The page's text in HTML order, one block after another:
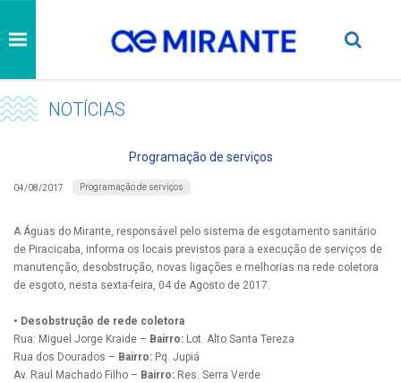
NOTÍCIAS
Programação de serviços
04/08/2017 Programação de serviços
A Águas do Mirante, responsável pelo sistema de esgotamento sanitário
de Piracicaba, informa os locais previstos para a execução de serviços de
manutenção, desobstrução, novas ligações e melhorias na rede coletora
de esgoto, nesta sexta-feira, 04 de Agosto de 2017.
• Desobstrução de rede coletora
Rua: Miguel Jorge Kraide – Bairro: Lot. Alto Santa Tereza
Rua dos Dourados – Bairro: Pq. Jupiá
Av. Raul Machado Filho – Bairro: Res. Serra Verde